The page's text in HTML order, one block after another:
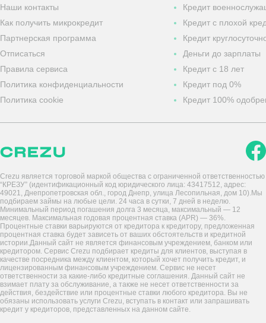
Наши контакты
Как получить микрокредит
Партнерская программа
Отписаться
Правила сервиса
Политика конфиденциальности
Политика cookie
Кредит
Кредит с плохой
Кредит
Деньги до зарплаты
Кредит с 18 лет
Кредит под 0%
Кредит 100%
Crezu является торговой маркой общества с ограниченной ответственностью
“КРЕЗУ” (идентификационный код юридического лица: 43417512, адрес:
49021, Днепропетровская обл., город Днепр, улица Лесопильная, дом 10).Мы
подбираем займы на любые цели. 24 часа в сутки, 7 дней в неделю.
Минимальный период погашения долга 3 месяца, максимальный — 12
месяцев. Максимальная годовая процентная ставка (APR) — 36%.
Процентные ставки варьируются от кредитора к кредитору, предложенная
процентная ставка будет зависеть от ваших обстоятельств и кредитной
истории.Данный сайт не является финансовым учреждением, банком или
кредитором. Сервис Crezu подбирает кредиты для клиентов, выступая в
качестве посредника между клиентом, который хочет получить кредит, и
лицензированным финансовым учреждением. Сервис не несет
ответственности за какие-либо кредитные соглашения. Данный сайт не
взимает плату за обслуживание, а также не несет ответственности за
действия, бездействие или процентные ставки любого кредитора. Вы не
обязаны использовать услуги Crezu, вступать в контакт или запрашивать
кредит у кредиторов, представленных на данном сайте.